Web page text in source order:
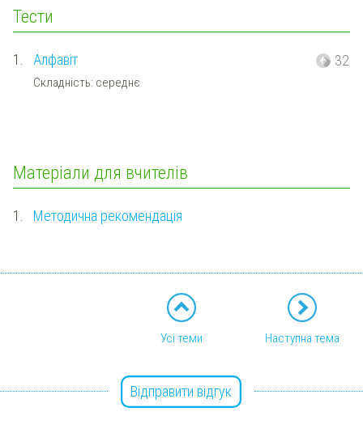
Тести
1. Алфавіт
Складність: середнє
32
Матеріали для вчителів
1. Методична рекомендація
Усі теми Наступна тема
Відправити відгук